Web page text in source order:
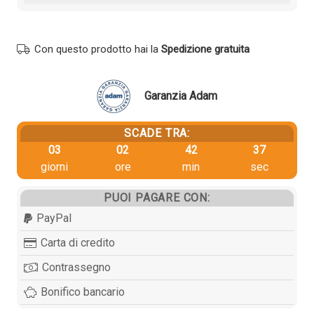
Con questo prodotto hai la Spedizione gratuita
Garanzia Adam
SCADE TRA:
03
giorni
02
ore
42
min
36
sec
PUOI PAGARE CON:
PayPal
Carta di credito
Contrassegno
Bonifico bancario